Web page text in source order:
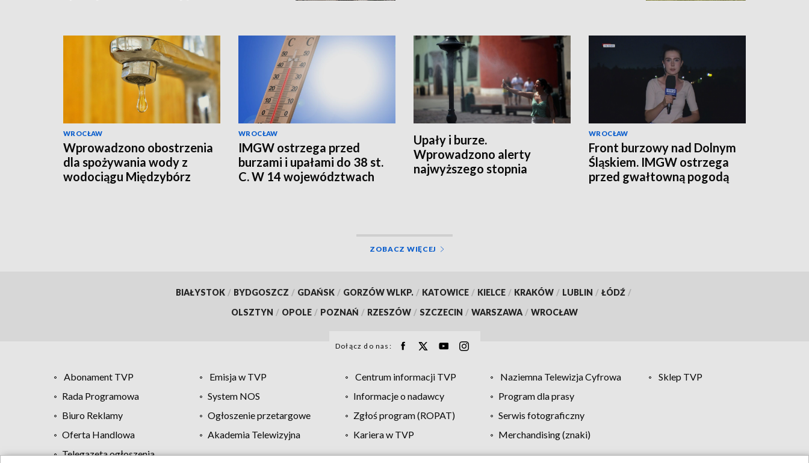
WROCŁAW
Wprowadzono obostrzenia
dla spożywania wody z
wodociągu Międzybórz
WROCŁAW
IMGW ostrzega przed
burzami i upałami do 38 st.
C. W 14 województwach
Upały i burze.
Wprowadzono alerty
najwyższego stopnia
WROCŁAW
Front burzowy nad Dolnym
Śląskiem. IMGW ostrzega
przed gwałtowną pogodą
ZOBACZ WIĘCEJ
BIAŁYSTOK / BYDGOSZCZ / GDAŃSK / GORZÓW WLKP. / KATOWICE / KIELCE / KRAKÓW / LUBLIN / ŁÓDŹ /
OLSZTYN / OPOLE / POZNAŃ / RZESZÓW / SZCZECIN / WARSZAWA / WROCŁAW
Dołącz do nas:
Abonament TVP Emisja w TVP Centrum informacji TVP Naziemna Telewizja Cyfrowa
Sklep TVP
Rada Programowa
System NOS Informacje o nadawcy
Program dla prasy
Biuro Reklamy
Ogłoszenie przetargowe Zgłoś program (ROPAT)
Serwis fotograficzny
Oferta Handlowa
Akademia Telewizyjna Kariera w TVP
Merchandising (znaki)
Telegazeta ogłoszenia